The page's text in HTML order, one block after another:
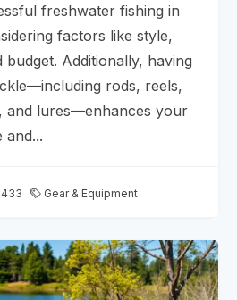
freshwater fishing in
factors like style,
Additionally, having
rods, reels,
and lures—enhances your
and...
433 Gear & Equipment